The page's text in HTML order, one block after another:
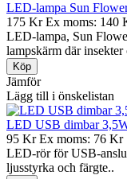
LED-lampa Sun
175 KrEx moms: 140
LED-lampa, Sun
lampskärm där insekter
Jämför
Lägg till i önskelistan
LED USB dimbar
95 KrEx moms: 76 Kr
LED-rör för USB-
ljusstyrka och färgte..